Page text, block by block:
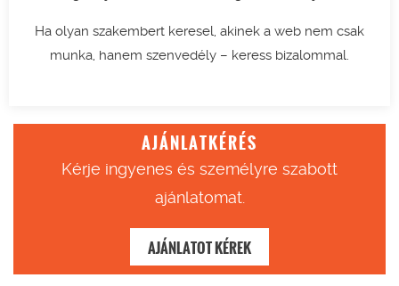
Ha olyan szakembert keresel, akinek a web nem csak
munka, hanem szenvedély – keress bizalommal.
AJÁNLATKÉRÉS
Kérje ingyenes és személyre szabott
ajánlatomat.
AJÁNLATOT KÉREK